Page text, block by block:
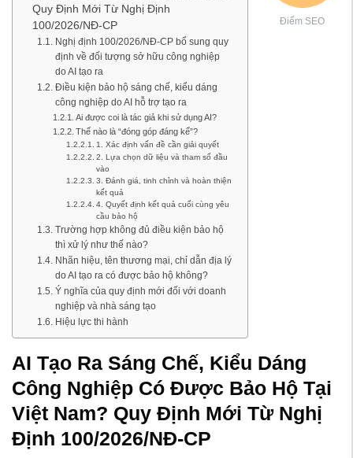
Điểm SEO
Quy Định Mới Từ Nghị Định
100/2026/NĐ-CP
Nghị định 100/2026/NĐ-CP bổ sung quy
định về đối tượng sở hữu công nghiệp
do AI tạo ra
Điều kiện bảo hộ sáng chế, kiểu dáng
công nghiệp do AI hỗ trợ tạo ra
Ai được coi là tác giả khi sử dụng AI?
Thế nào là “đóng góp đáng kể”?
1. Xác định vấn đề cần giải quyết
2. Lựa chọn dữ liệu và tham số đầu
vào
3. Đánh giá, tinh chỉnh và hoàn thiện
kết quả
4. Quyết định kết quả cuối cùng yêu
cầu bảo hộ
Trường hợp không đủ điều kiện bảo hộ
thì xử lý như thế nào?
Nhãn hiệu, tên thương mại, chỉ dẫn địa lý
do AI tạo ra có được bảo hộ không?
Ý nghĩa của quy định mới đối với doanh
nghiệp và nhà sáng tạo
Hiệu lực thi hành
AI Tạo Ra Sáng Chế, Kiểu Dáng
Công Nghiệp Có Được Bảo Hộ Tại
Việt Nam? Quy Định Mới Từ Nghị
Định 100/2026/NĐ-CP